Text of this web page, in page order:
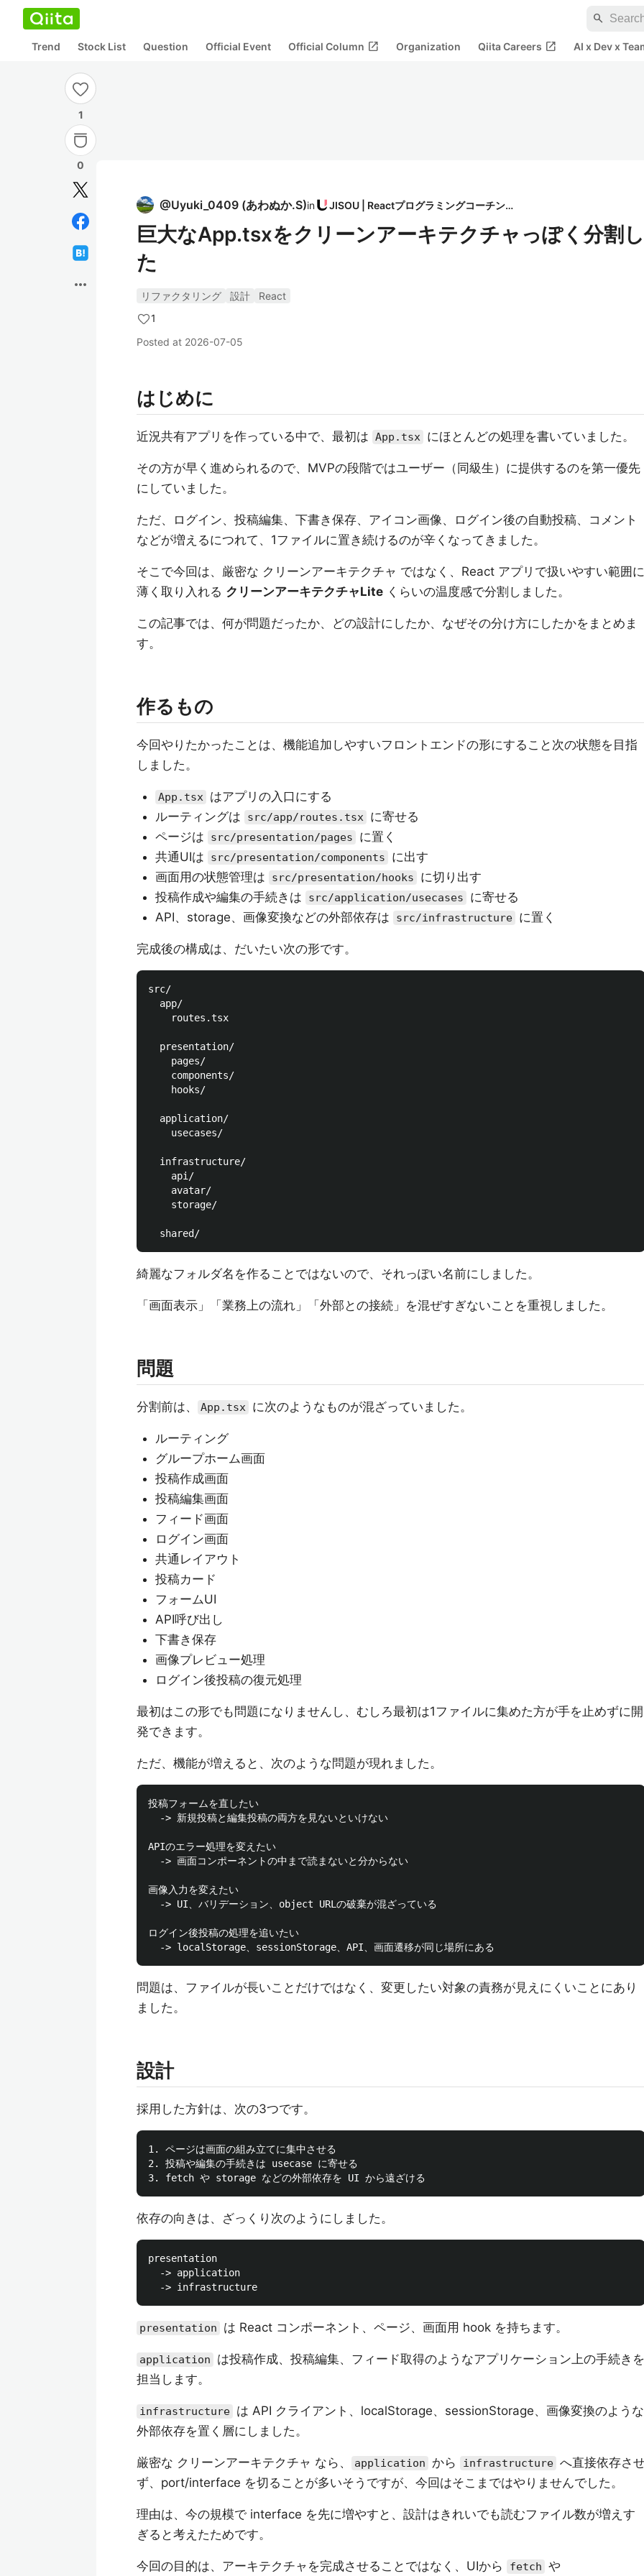
search
Trend Stock List Question Official Event Official Column open_in_new Organization Qiita Careers open_in_new AI x Dev x
1
0
more_horiz
@Uyuki_0409 (あわぬか.S)in JISOU | Reactプログラミングコーチング
巨大なApp.tsxをクリーンアーキテクチャっぽく分割し
た
リファクタリング 設計
React
1
Posted at 2026-07-05
はじめに
近況共有アプリを作っている中で、最初は App.tsx にほとんどの処理を書いていました。
その方が早く進められるので、MVPの段階ではユーザー（同級生）に提供するのを第一優先
にしていました。
ただ、ログイン、投稿編集、下書き保存、アイコン画像、ログイン後の自動投稿、コメント
などが増えるにつれて、1ファイルに置き続けるのが辛くなってきました。
そこで今回は、厳密な クリーンアーキテクチャ ではなく、React アプリで扱いやすい範囲に
薄く取り入れる クリーンアーキテクチャLite くらいの温度感で分割しました。
この記事では、何が問題だったか、どの設計にしたか、なぜその分け方にしたかをまとめま
す。
作るもの
今回やりたかったことは、機能追加しやすいフロントエンドの形にすること次の状態を目指
しました。
App.tsx はアプリの入口にする
ルーティングは
src/app/routes.tsx に寄せる
ページは
src/presentation/pages
に置く
共通UIは
src/presentation/components
に出す
画面用の状態管理は
src/presentation/hooks
に切り出す
投稿作成や編集の手続きは
src/application/usecases
に寄せる
API、storage、画像変換などの外部依存は
src/infrastructure に置く
完成後の構成は、だいたい次の形です。
src/
  app/
    routes.tsx
  presentation/
    pages/
    components/
    hooks/
  application/
    usecases/
  infrastructure/
    api/
    avatar/
    storage/
綺麗なフォルダ名を作ることではないので、それっぽい名前にしました。
「画面表示」「業務上の流れ」「外部との接続」を混ぜすぎないことを重視しました。
問題
分割前は、 App.tsx に次のようなものが混ざっていました。
ルーティング
グループホーム画面
投稿作成画面
投稿編集画面
フィード画面
ログイン画面
共通レイアウト
投稿カード
フォームUI
API呼び出し
下書き保存
画像プレビュー処理
ログイン後投稿の復元処理
最初はこの形でも問題になりませんし、むしろ最初は1ファイルに集めた方が手を止めずに開
発できます。
ただ、機能が増えると、次のような問題が現れました。
投稿フォームを直したい
  -> 新規投稿と編集投稿の両方を見ないといけない
APIのエラー処理を変えたい
  -> 画面コンポーネントの中まで読まないと分からない
画像入力を変えたい
  -> UI、バリデーション、object URLの破棄が混ざっている
ログイン後投稿の処理を追いたい
問題は、ファイルが長いことだけではなく、変更したい対象の責務が見えにくいことにあり
ました。
設計
採用した方針は、次の3つです。
1. ページは画面の組み立てに集中させる
2. 投稿や編集の手続きは usecase に寄せる
依存の向きは、ざっくり次のようにしました。
presentation
  -> application
presentation は React コンポーネント、ページ、画面用 hook を持ちます。
application
は投稿作成、投稿編集、フィード取得のようなアプリケーション上の手続きを
担当します。
infrastructure は API クライアント、localStorage、sessionStorage、画像変換のような
外部依存を置く層にしました。
厳密な クリーンアーキテクチャ なら、 application から infrastructure へ直接依存さ
ず、port/interface を切ることが多いそうですが、今回はそこまではやりませんでした。
理由は、今の規模で interface を先に増やすと、設計はきれいでも読むファイル数が増えす
ぎると考えたためです。
今回の目的は、アーキテクチャを完成させることではなく、UIから fetch や